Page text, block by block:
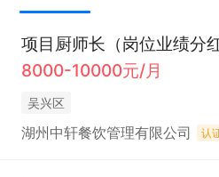
项目厨师长（岗位业绩分红
8000-10000元/月
吴兴区
湖州中轩餐饮管理有限公司 认